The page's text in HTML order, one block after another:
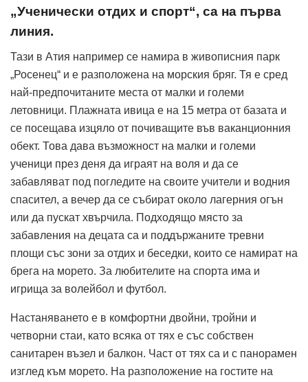
„Ученически отдих и спорт“, са на първа
линия.
Тази в Атия например се намира в живописния парк
„Росенец“ и е разположена на морския бряг. Тя е сред
най-предпочитаните места от малки и големи
летовници. Плажната ивица е на 15 метра от базата и
се посещава изцяло от почиващите във ваканционния
обект. Това дава възможност на малки и големи
ученици през деня да играят на воля и да се
забавляват под погледите на своите учители и водния
спасител, а вечер да се събират около лагерния огън
или да пускат хвърчила. Подходящо място за
забавления на децата са и поддържаните тревни
площи със зони за отдих и беседки, които се намират на
брега на морето. За любителите на спорта има и
игрища за волейбол и футбол.
Настаняването е в комфортни двойни, тройни и
четворни стаи, като всяка от тях е със собствен
санитарен възел и балкон. Част от тях са и с панорамен
изглед към морето. На разположение на гостите на